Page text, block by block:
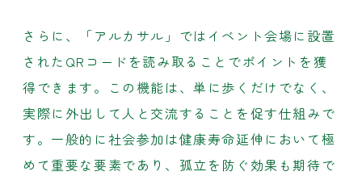
さらに、「アルカサル」ではイベント会場に設置
されたQRコードを読み取ることでポイントを獲
得できます。この機能は、単に歩くだけでなく、
実際に外出して人と交流することを促す仕組みで
す。一般的に社会参加は健康寿命延伸において極
めて重要な要素であり、孤立を防ぐ効果も期待で